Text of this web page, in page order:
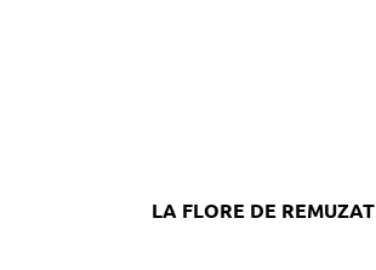
LA FLORE DE REMUZAT